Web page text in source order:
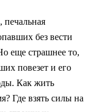
без вести
еще страшнее то,
повезет и его
Как жить
Где взять силы на